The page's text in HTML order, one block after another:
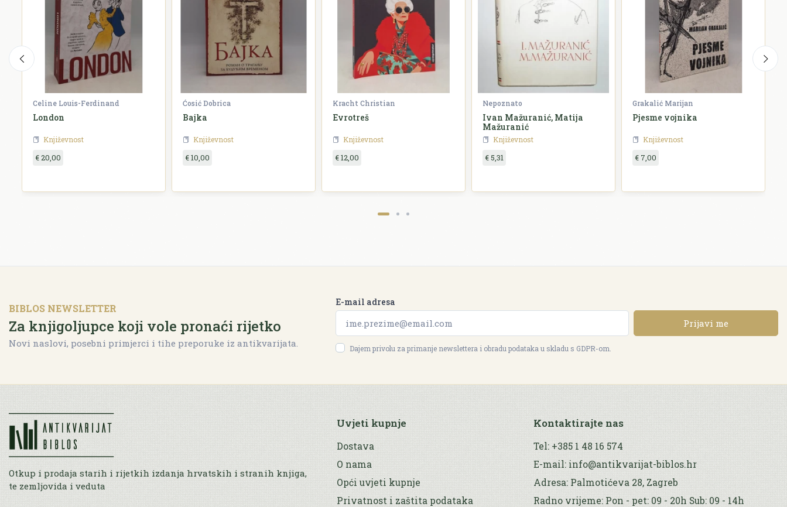
Celine Louis-Ferdinand
London
Književnost
€ 20,00
Ćosić Dobrica
Bajka
Književnost
€ 10,00
Kracht Christian
Evrotreš
Književnost
€ 12,00
Nepoznato
Ivan Mažuranić, Matija
Mažuranić
Književnost
€ 5,31
Grakalić Marijan
Pjesme vojnika
Književnost
€ 7,00
BIBLOS NEWSLETTER
Za knjigoljupce koji vole pronaći rijetko
Novi naslovi, posebni primjerci i tihe preporuke iz antikvarijata.
E-mail adresa
Prijavi me
Dajem privolu za primanje newslettera i obradu podataka u skladu s GDPR-om.
Otkup i prodaja starih i rijetkih izdanja hrvatskih i stranih knjiga,
te zemljovida i veduta
Uvjeti kupnje
Dostava
O nama
Opći uvjeti kupnje
Privatnost i zaštita podataka
Kontaktirajte nas
Tel: +385 1 48 16 574
E-mail: info@antikvarijat-biblos.hr
Adresa: Palmotićeva 28, Zagreb
Radno vrijeme: Pon - pet: 09 - 20h Sub: 09 - 14h